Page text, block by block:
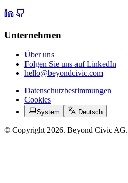
Unternehmen
Über uns
Folgen Sie uns auf LinkedIn
hello@beyondcivic.com
Datenschutzbestimmungen
Cookies
System Deutsch
© Copyright 2026. Beyond Civic AG.